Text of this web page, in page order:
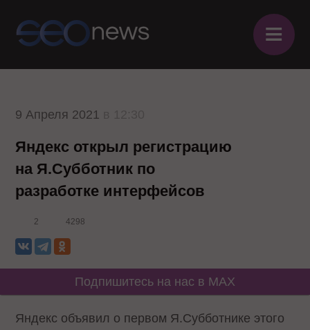
≡
9 Апреля 2021
Яндекс открыл регистрацию
на Я.Субботник по
разработке интерфейсов
2 4298
Подпишитесь на нас в MAX
Яндекс объявил о первом Я.Субботнике этого